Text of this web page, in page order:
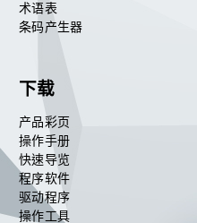
术语表
条码产生器
下载
产品彩页
操作手册
快速导览
程序软件
驱动程序
操作工具